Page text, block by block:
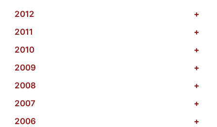
2012
+
2011
+
2010
+
2009
+
2008
+
2007
+
2006
+